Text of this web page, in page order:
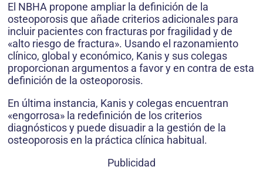
El NBHA propone ampliar la definición de la
osteoporosis que añade criterios adicionales para
incluir pacientes con fracturas por fragilidad y de
«alto riesgo de fractura». Usando el razonamiento
clínico, global y económico, Kanis y sus colegas
proporcionan argumentos a favor y en contra de esta
definición de la osteoporosis.
En última instancia, Kanis y colegas encuentran
«engorrosa» la redefinición de los criterios
diagnósticos y puede disuadir a la gestión de la
osteoporosis en la práctica clínica habitual.
Publicidad